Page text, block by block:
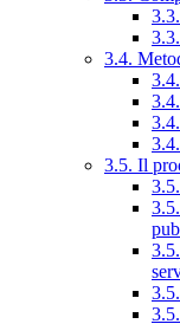
3.4.
3.5. Il